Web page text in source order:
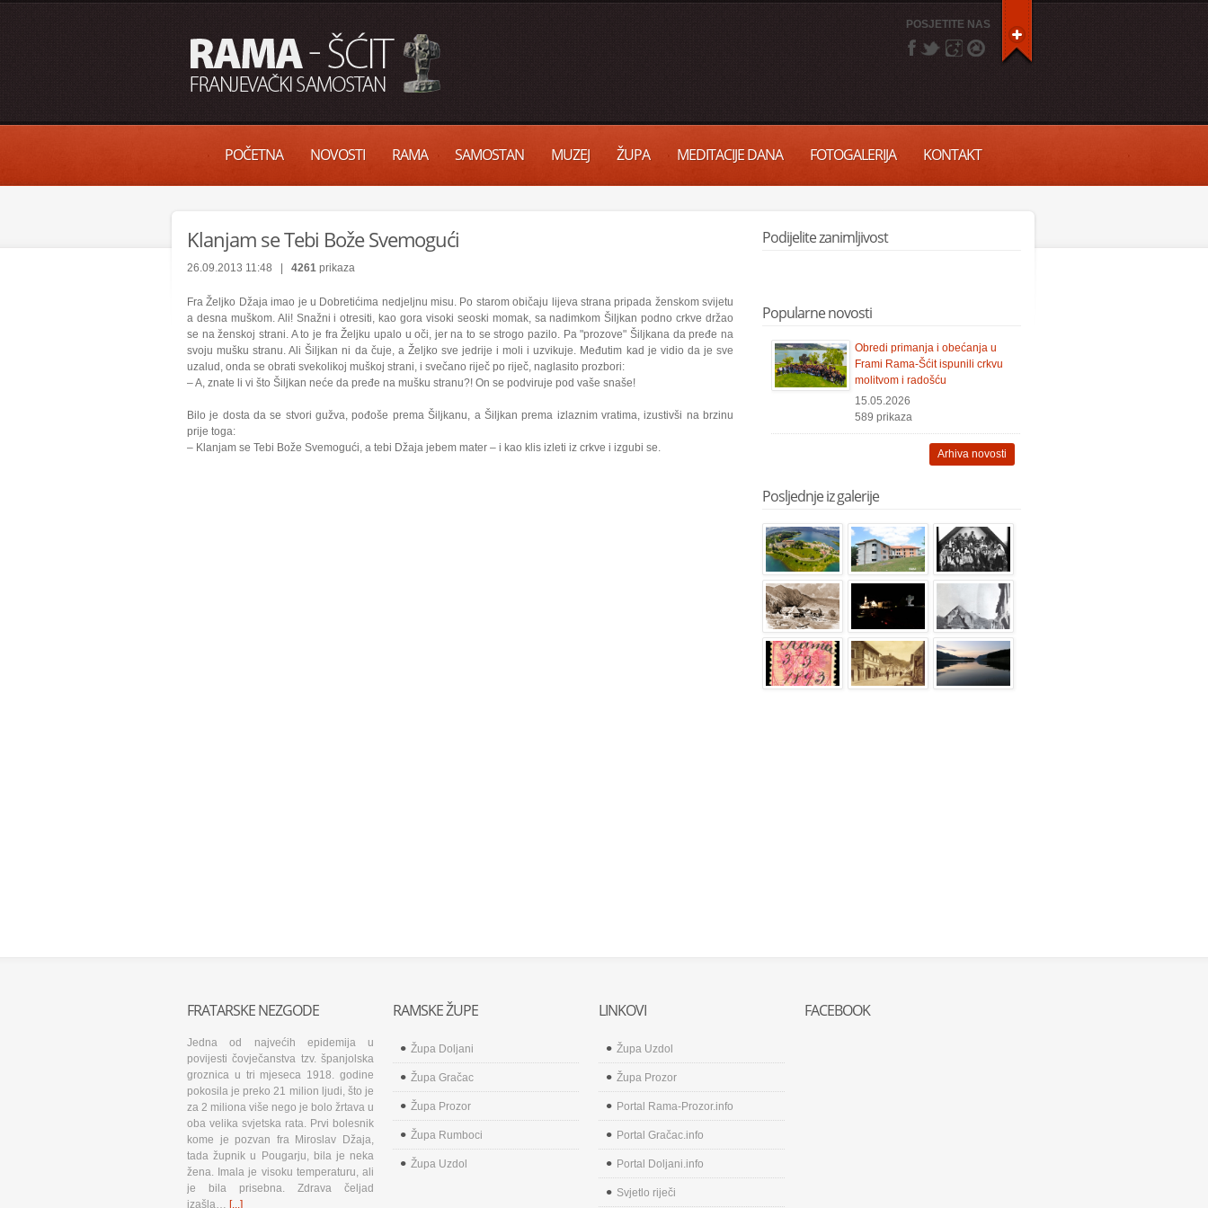
POSJETITE NAS
POČETNA NOVOSTI RAMA SAMOSTAN MUZEJ ŽUPA MEDITACIJE DANA FOTOGALERIJA KONTAKT
Klanjam se Tebi Bože Svemogući
26.09.2013 11:48 | 4261 prikaza
Fra Željko Džaja imao je u Dobretićima nedjeljnu misu. Po starom običaju lijeva strana pripada ženskom svijetu
a desna muškom. Ali! Snažni i otresiti, kao gora visoki seoski momak, sa nadimkom Šiljkan podno crkve držao
se na ženskoj strani. A to je fra Željku upalo u oči, jer na to se strogo pazilo. Pa "prozove" Šiljkana da pređe na
svoju mušku stranu. Ali Šiljkan ni da čuje, a Željko sve jedrije i moli i uzvikuje. Međutim kad je vidio da je sve
uzalud, onda se obrati svekolikoj muškoj strani, i svečano riječ po riječ, naglasito prozbori:
– A, znate li vi što Šiljkan neće da pređe na mušku stranu?! On se podviruje pod vaše snaše!
Bilo je dosta da se stvori gužva, pođoše prema Šiljkanu, a Šiljkan prema izlaznim vratima, izustivši na brzinu
prije toga:
– Klanjam se Tebi Bože Svemogući, a tebi Džaja jebem mater – i kao klis izleti iz crkve i izgubi se.
Podijelite zanimljivost
Popularne novosti
Obredi primanja i obećanja u
Frami Rama-Šćit ispunili crkvu
molitvom i radošću
15.05.2026
589 prikaza
Arhiva novosti
Posljednje iz galerije
FRATARSKE NEZGODE
Jedna od najvećih epidemija u
povijesti čovječanstva tzv. španjolska
groznica u tri mjeseca 1918. godine
pokosila je preko 21 milion ljudi, što je
za 2 miliona više nego je bolo žrtava u
oba velika svjetska rata. Prvi bolesnik
kome je pozvan fra Miroslav Džaja,
tada župnik u Pougarju, bila je neka
žena. Imala je visoku temperaturu, ali
je bila prisebna. Zdrava čeljad
izašla… [...]
RAMSKE ŽUPE
Župa Doljani
Župa Gračac
Župa Prozor
Župa Rumboci
Župa Uzdol
LINKOVI
Župa Uzdol
Župa Prozor
Portal Rama-Prozor.info
Portal Gračac.info
Portal Doljani.info
Svjetlo riječi
FACEBOOK